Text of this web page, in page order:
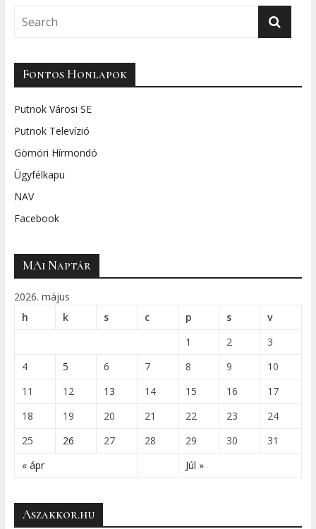
Fontos Honlapok
Putnok Városi SE
Putnok Televízió
Gömöri Hírmondó
Ügyfélkapu
NAV
Facebook
MAi Naptár
2026. május
h
k s c p s v
« ápr Júl »
1 2
3
4
5 6 7 8 9
10
11
12 13 14 15 16
17
18
19 20 21 22 23
24
25
26 27 28 29 30 31
Aszakkor.hu